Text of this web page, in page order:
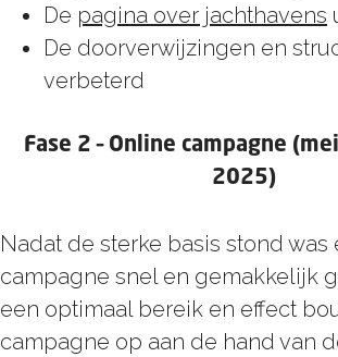
De pagina over jachthavens
De doorverwijzingen en
verbeterd
Fase 2 – Online campagne
2025)
Nadat de sterke basis stond was
campagne snel en gemakkelijk
een optimaal bereik en effect
campagne op aan de hand van